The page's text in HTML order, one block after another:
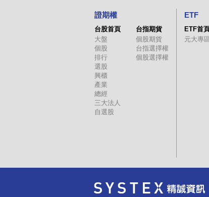
證期權
台股首頁
大盤
個股
排行
選股
興櫃
產業
總經
三大法人
自選股
台指期貨
個股期貨
台指選擇權
個股選擇權
ETF
ETF首
元大專